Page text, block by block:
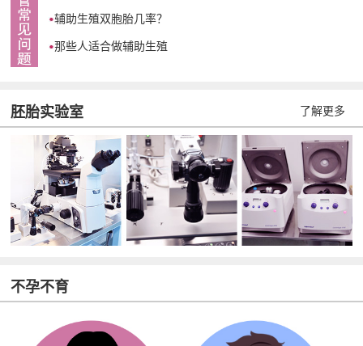
辅助生殖双胞胎几率？
那些人适合做辅助生殖
胚胎实验室 了解更多
不孕不育